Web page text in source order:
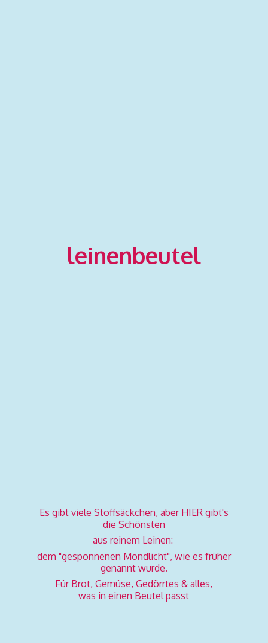
leinenbeutel
Es gibt viele Stoffsäckchen, aber HIER gibt's
die Schönsten
aus reinem Leinen:
dem "gesponnenen Mondlicht", wie es früher
genannt wurde.
Für Brot, Gemüse, Gedörrtes & alles,
was in einen Beutel passt